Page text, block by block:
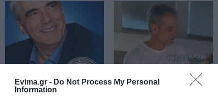
Evima.gr - Do Not Process My Personal
Information
Καιρός: Πολύ ζέστη σήμερα στην
Εύβοια! Στα ύψη το θερμόμετρο
08.08.2026 | 08:20
Προσοχή σήμερα στην Εύβοια:
Υψηλός κίνδυνος πυρκαγιάς! Τι
απαγορεύεται από την Πολιτική
Αθλητικό σωματείο της
Εύβοιας εξέδωσε
Άρχισε τις διακοπές ο